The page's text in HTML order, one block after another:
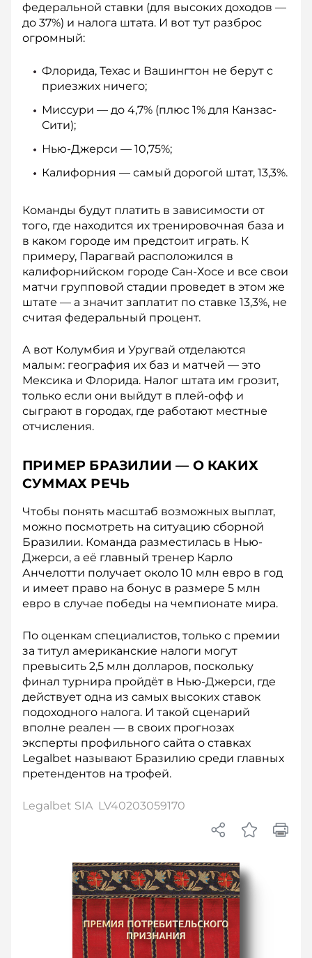
федеральной ставки (для высоких доходов —
до 37%) и налога штата. И вот тут разброс
огромный:
Флорида, Техас и Вашингтон не берут с
приезжих ничего;
Миссури — до 4,7% (плюс 1% для Канзас-
Сити);
Нью-Джерси — 10,75%;
Калифорния — самый дорогой штат, 13,3%.
Команды будут платить в зависимости от
того, где находится их тренировочная база и
в каком городе им предстоит играть. К
примеру, Парагвай расположился в
калифорнийском городе Сан-Хосе и все свои
матчи групповой стадии проведет в этом же
штате — а значит заплатит по ставке 13,3%, не
считая федеральный процент.
А вот Колумбия и Уругвай отделаются
малым: география их баз и матчей — это
Мексика и Флорида. Налог штата им грозит,
только если они выйдут в плей-офф и
сыграют в городах, где работают местные
отчисления.
ПРИМЕР БРАЗИЛИИ — О КАКИХ
СУММАХ РЕЧЬ
Чтобы понять масштаб возможных выплат,
можно посмотреть на ситуацию сборной
Бразилии. Команда разместилась в Нью-
Джерси, а её главный тренер Карло
Анчелотти получает около 10 млн евро в год
и имеет право на бонус в размере 5 млн
евро в случае победы на чемпионате мира.
По оценкам специалистов, только с премии
за титул американские налоги могут
превысить 2,5 млн долларов, поскольку
финал турнира пройдёт в Нью-Джерси, где
действует одна из самых высоких ставок
подоходного налога. И такой сценарий
вполне реален — в своих прогнозах
эксперты профильного сайта о ставках
Legalbet называют Бразилию среди главных
претендентов на трофей.
Legalbet SIA LV40203059170